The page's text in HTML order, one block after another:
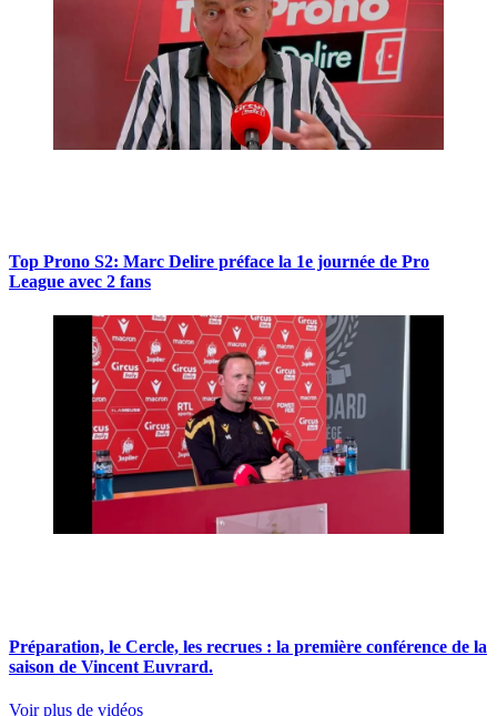
Top Prono S2: Marc Delire préface la 1e journée de Pro
League avec 2 fans
Préparation, le Cercle, les recrues : la première conférence de la
saison de Vincent Euvrard.
Voir plus de vidéos